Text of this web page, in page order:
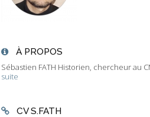
À PROPOS
Sébastien FATH Historien, chercheur au
suite
CV S.FATH